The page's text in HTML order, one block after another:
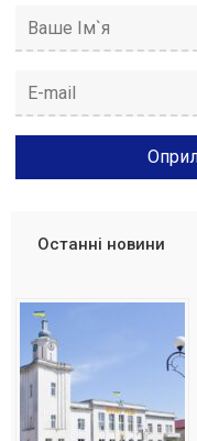
Останні новини